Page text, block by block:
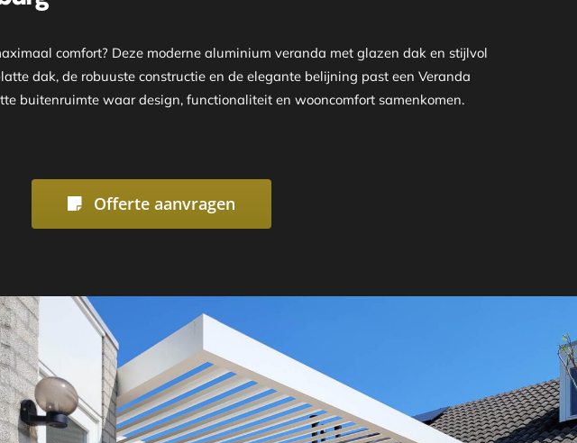
comfort? Deze moderne aluminium veranda met glazen dak en stijlvol
dak, de robuuste constructie en de elegante belijning past een Veranda
buitenruimte waar design, functionaliteit en wooncomfort samenkomen.
Offerte aanvragen